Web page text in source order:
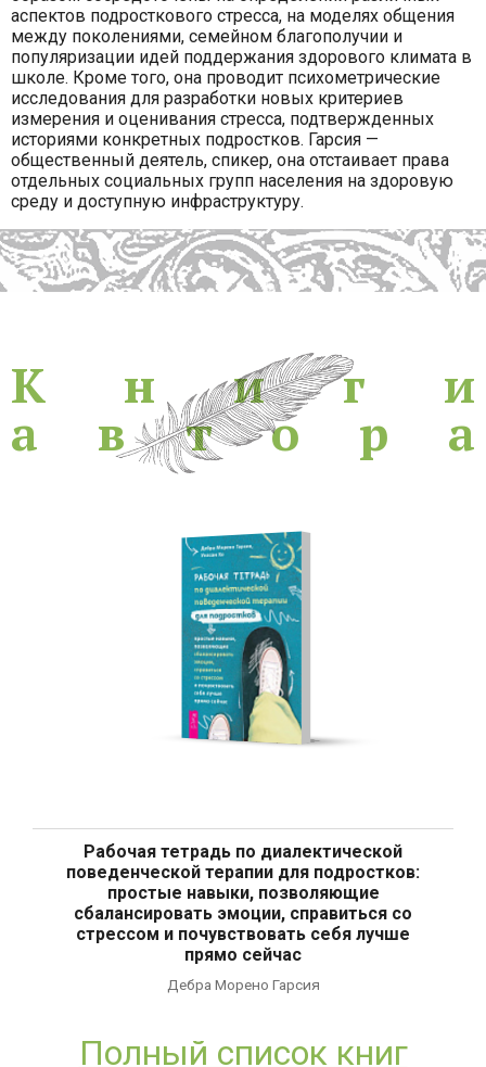
аспектов подросткового стресса, на моделях общения
между поколениями, семейном благополучии и
популяризации идей поддержания здорового климата в
школе. Кроме того, она проводит психометрические
исследования для разработки новых критериев
измерения и оценивания стресса, подтвержденных
историями конкретных подростков. Гарсия —
общественный деятель, спикер, она отстаивает права
отдельных социальных групп населения на здоровую
среду и доступную инфраструктуру.
Книги
К н и г и
а в т о р а
Рабочая тетрадь по диалектической
поведенческой терапии для подростков:
простые навыки, позволяющие
сбалансировать эмоции, справиться со
стрессом и почувствовать себя лучше
прямо сейчас
Дебра Морено Гарсия
Полный список книг